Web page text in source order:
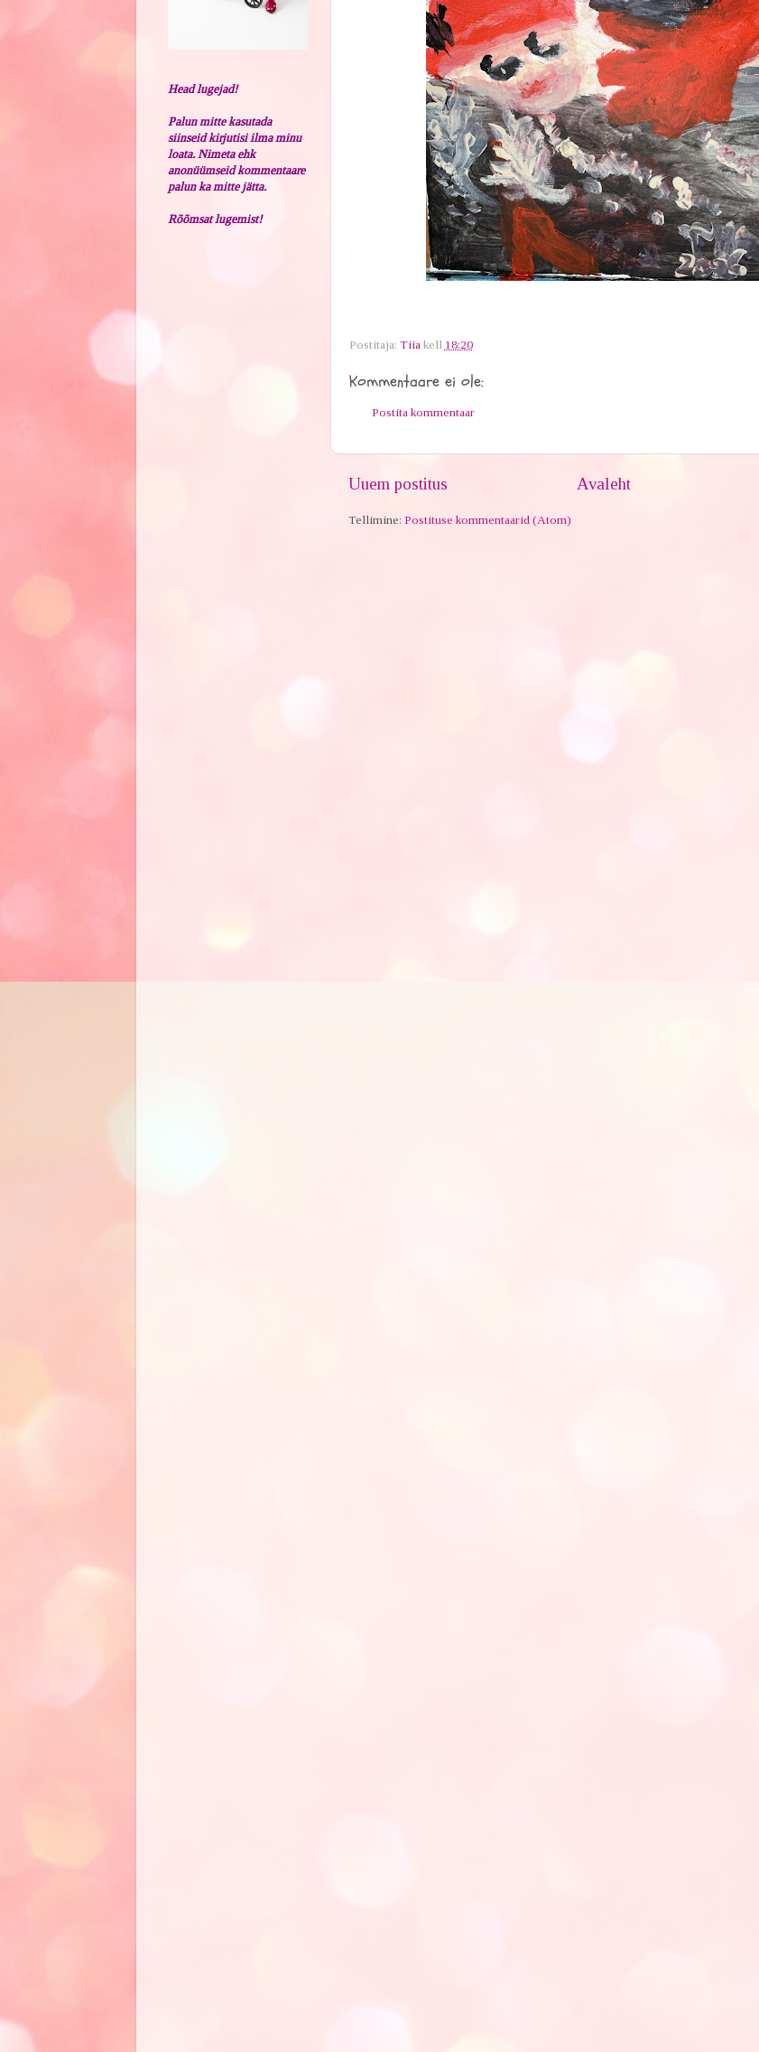
Postitaja: Tiia kell 18:20
Kommentaare ei ole:
Postita kommentaar
Uuem postitus Avaleht
Tellimine: Postituse kommentaarid (Atom)
Head lugejad!
Palun mitte kasutada
siinseid kirjutisi ilma minu
loata. Nimeta ehk
anonüümseid kommentaare
palun ka mitte jätta.
Rõõmsat lugemist!